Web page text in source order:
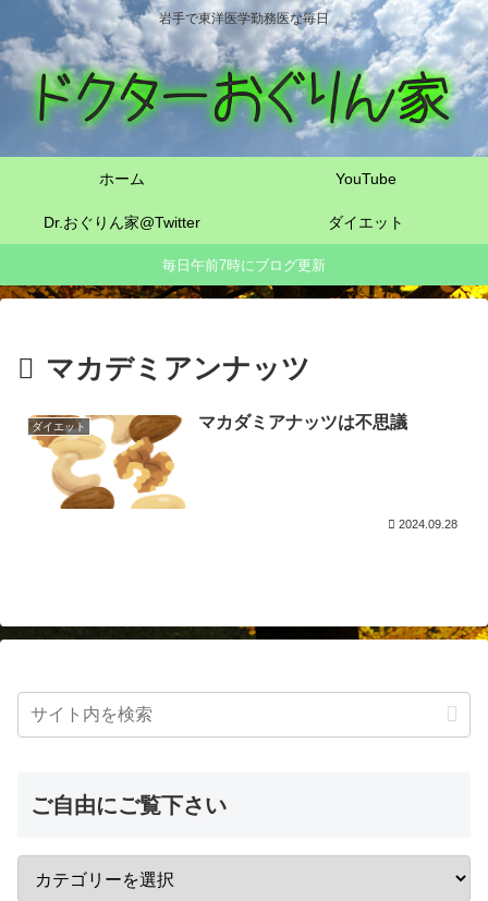
岩手で東洋医学勤務医な毎日
ホーム YouTube
Dr.おぐりん家@Twitter ダイエット
毎日午前7時にブログ更新
マカデミアンナッツ
ダイエット マカダミアナッツは不思議
2024.09.28
ご自由にご覧下さい